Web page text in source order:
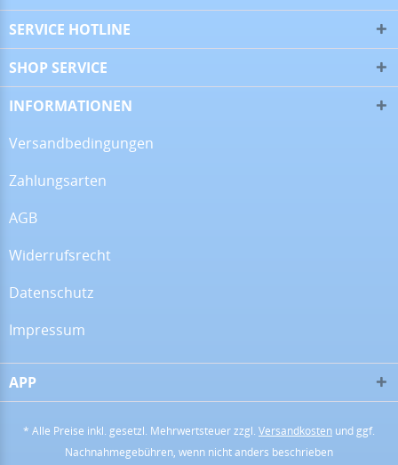
13.07.26
SERVICE HOTLINE
SHOP SERVICE
INFORMATIONEN
Versandbedingungen
Zahlungsarten
AGB
Widerrufsrecht
Datenschutz
Impressum
APP
* Alle Preise inkl. gesetzl. Mehrwertsteuer zzgl. Versandkosten und ggf.
Nachnahmegebühren, wenn nicht anders beschrieben